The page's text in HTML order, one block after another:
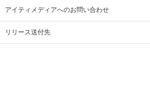
アイティメディアへのお問い合わせ
リリース送付先